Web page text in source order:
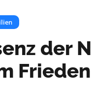
der
Frieden